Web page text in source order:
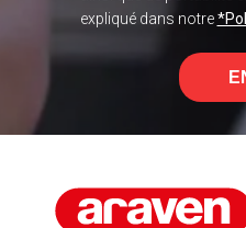
expliqué dans notre